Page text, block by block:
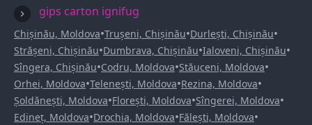
gips carton ignifug
Chișinău, Moldova•Trușeni, Chișinău•Durlești, Chișinău•
Strășeni, Chișinău•Dumbrava, Chișinău•Ialoveni, Chișinău•
Sîngera, Chișinău•Codru, Moldova•Stăuceni, Moldova•
Orhei, Moldova•Telenești, Moldova•Rezina, Moldova•
Șoldănești, Moldova•Florești, Moldova•Sîngerei, Moldova•
Edineț, Moldova•Drochia, Moldova•Fălești, Moldova•